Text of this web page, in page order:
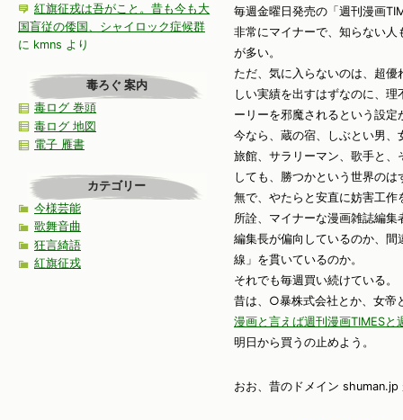
毎週金曜日発売の「週刊漫画
非常にマイナーで、知らない
が多い。
ただ、気に入らないのは、超
しい実績を出すはずなのに、
ーリーを邪魔されるという設定
今なら、蔵の宿、しぶとい男、
旅館、サラリーマン、歌手と
しても、勝つかという世界の
無で、やたらと安直に妨害工作
所詮、マイナーな漫画雑誌編集
編集長が偏向しているのか、
線」を貫いているのか。
それでも毎週買い続けている。
昔は、○暴株式会社とか、女帝
漫画と言えば週刊漫画TIMESと
明日から買うの止めよう。
おお、昔のドメイン
紅旗征戎は吾がこと。昔も今も大
国盲従の倭国、シャイロック症候群
に kmns より
毒ろぐ 案内
毒ログ 巻頭
毒ログ 地図
電子 雁書
カテゴリー
今様芸能
歌舞音曲
狂言綺語
紅旗征戎